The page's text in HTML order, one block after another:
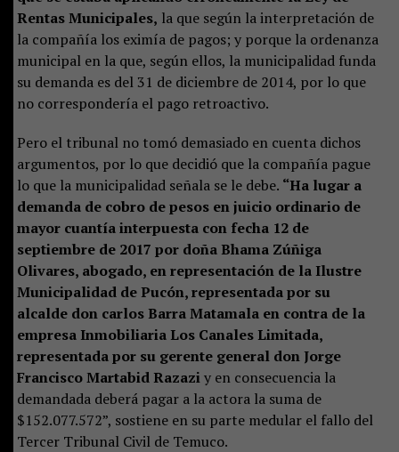
Rentas Municipales, la que según la interpretación de
la compañía los eximía de pagos; y porque la ordenanza
municipal en la que, según ellos, la municipalidad funda
su demanda es del 31 de diciembre de 2014, por lo que
no correspondería el pago retroactivo.
Pero el tribunal no tomó demasiado en cuenta dichos
argumentos, por lo que decidió que la compañía pague
lo que la municipalidad señala se le debe. “Ha lugar a
demanda de cobro de pesos en juicio ordinario de
mayor cuantía interpuesta con fecha 12 de
septiembre de 2017 por doña Bhama Zúñiga
Olivares, abogado, en representación de la Ilustre
Municipalidad de Pucón, representada por su
alcalde don carlos Barra Matamala en contra de la
empresa Inmobiliaria Los Canales Limitada,
representada por su gerente general don Jorge
Francisco Martabid Razaziy en consecuencia la
demandada deberá pagar a la actora la suma de
$152.077.572”, sostiene en su parte medular el fallo del
Tercer Tribunal Civil de Temuco.